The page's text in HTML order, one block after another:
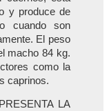
y produce de
cuando son
El peso
macho 84 kg.
como la
caprinos.
LA